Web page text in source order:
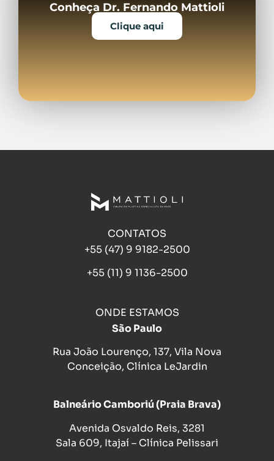
Conheça Dr. Fernando Mattioli
Clique aqui
CONTATOS
+55 (47) 9 9182-2500
+55 (11) 9 1136-2500
ONDE ESTAMOS
São Paulo
Rua João Lourenço, 137, Vila Nova
Conceição, Clínica LeJardin
Balneário Camboriú (Praia Brava)
Avenida Osvaldo Reis, 3281
Sala 609, Itajaí – Clínica Pelissari